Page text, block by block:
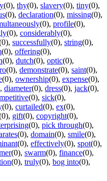
(0), thy(0), slavery(0), tiny(0),
(0), declaration(0), missing(0),
(0), profile(0),
(0), considerably(0),
, successfully(0), string(0),
(0), offering(0),
(0), dutch(0), optic(0),
(0), demonstrate(0), saint(0),
(0), ownership(0), expense(0),
, diameter(0), dress(0), jack(0),
(0), sick(0),
(0), curtailed(0), ex(0),
, gift(0), copyright(0),
(0), pick through(0),
(0), domain(0), smile(0),
(0), effectively(0), spot(0),
(0), swarm(0), finance(0),
(0), truly(0), bog into(0),